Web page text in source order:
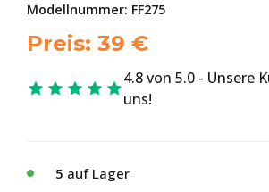
Modellnummer: FF275
Preis: 39 €
4.8 von 5.0 - Unsere
uns!
5 auf Lager